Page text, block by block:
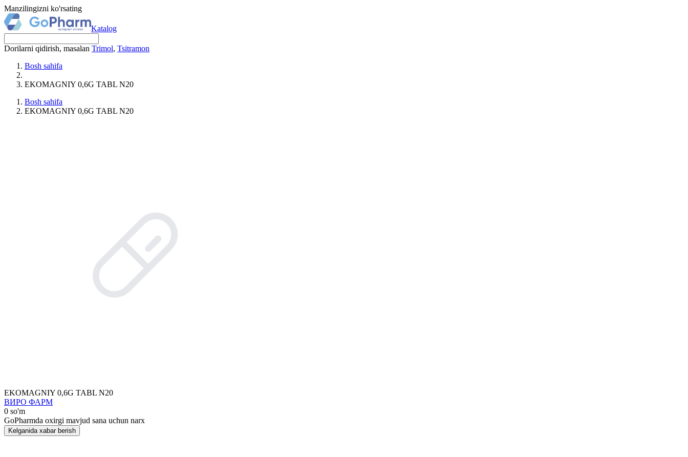
Manzilingizni ko'rsating
Katalog
Dorilarni qidirish, masalan Trimol, Tsitramon
Bosh sahifa
EKOMAGNIY 0,6G TABL N20
Bosh sahifa
EKOMAGNIY 0,6G TABL N20
EKOMAGNIY 0,6G TABL N20
ВИРО ФАРМ
0 so'm
GoPharmda oxirgi mavjud sana uchun narx
Kelganida xabar berish